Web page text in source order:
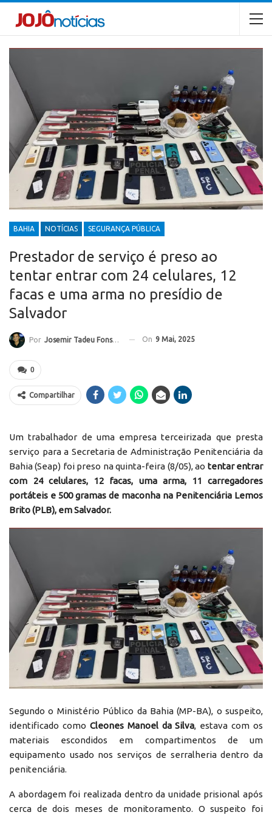
BAHIA NOTÍCIAS SEGURANÇA PÚBLICA
Prestador de serviço é preso ao
tentar entrar com 24 celulares, 12
facas e uma arma no presídio de
Salvador
Por Josemir Tadeu Fonseca On 9 Mai, 2025
0
Compartilhar
Um trabalhador de uma empresa terceirizada que presta
serviço para a Secretaria de Administração Penitenciária da
Bahia (Seap) foi preso na quinta-feira (8/05), ao tentar entrar
com 24 celulares, 12 facas, uma arma, 11 carregadores
portáteis e 500 gramas de maconha na Penitenciária Lemos
Brito (PLB), emSalvador.
Segundo o Ministério Público da Bahia (MP-BA), o suspeito,
identificado como Cleones Manoel da Silva, estava com os
materiais escondidos em compartimentos de um
equipamento usado nos serviços de serralheria dentro da
penitenciária.
A abordagem foi realizada dentro da unidade prisional após
cerca de dois meses de monitoramento. O suspeito foi